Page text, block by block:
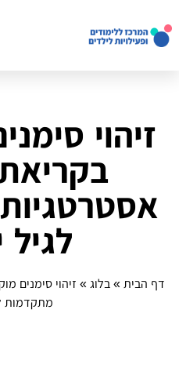
זיהוי
לגיל
דף הבית » בלוג » זיהוי סימנים
מתקדמות